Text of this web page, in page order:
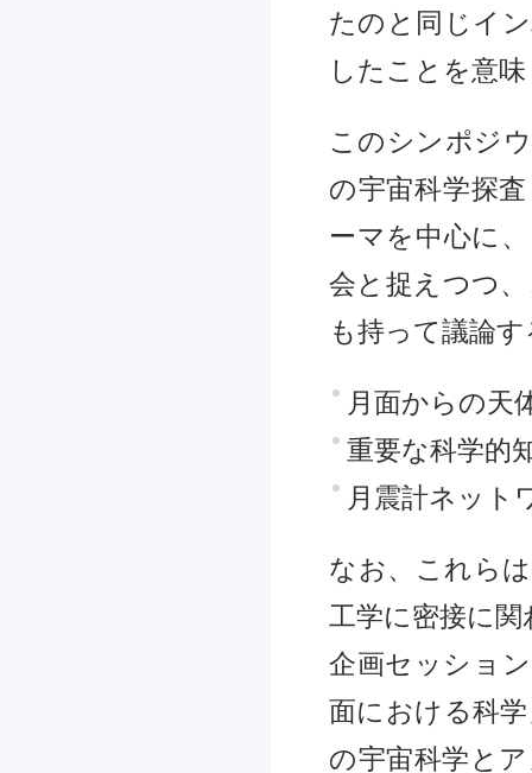
たのと同じイ
したことを意
このシンポジ
の宇宙科学探
ーマを中心に
会と捉えつつ
も持って議論
月面からの天
重要な科学的
月震計ネット
なお、これら
工学に密接に
企画セッショ
面における科
の宇宙科学と